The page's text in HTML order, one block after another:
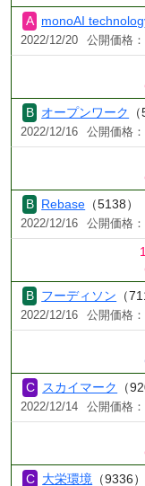
monoAI
2022/12/20 公開価格
オープンワーク
2022/12/16 公開価格
Rebase （5138）
2022/12/16 公開価格
フーディソン （
2022/12/16 公開価格
スカイマーク （
2022/12/14 公開価格
大栄環境 （9336）